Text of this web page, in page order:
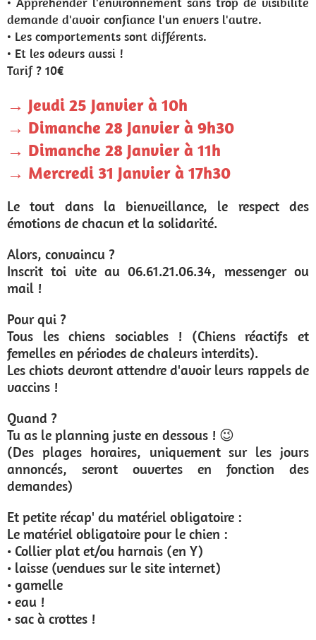
demande d'avoir confiance l'un envers l'autre.
• Les comportements sont différents.
• Et les odeurs aussi !
Tarif ? 10€
→ Jeudi 25 Janvier à 10h
→ Dimanche 28 Janvier à 9h30
→ Dimanche 28 Janvier à 11h
→ Mercredi 31 Janvier à 17h30
Le tout dans la bienveillance, le respect des
émotions de chacun et la solidarité.
Alors, convaincu ?
Inscrit toi vite au 06.61.21.06.34, messenger ou
mail !
Pour qui ?
Tous les chiens sociables ! (Chiens réactifs et
femelles en périodes de chaleurs interdits).
Les chiots devront attendre d'avoir leurs rappels de
vaccins !
Quand ?
Tu as le planning juste en dessous ! 😉
(Des plages horaires, uniquement sur les jours
annoncés, seront ouvertes en fonction des
demandes)
Et petite récap' du matériel obligatoire :
Le matériel obligatoire pour le chien :
• Collier plat et/ou harnais (en Y)
• laisse (vendues sur le site internet)
• gamelle
• eau !
• sac à crottes !